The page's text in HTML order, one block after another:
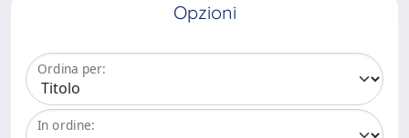
Opzioni
Ordina per:
In ordine: